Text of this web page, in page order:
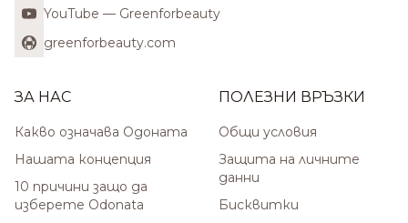
YouTube — Greenforbeauty
greenforbeauty.com
ЗА НАС
Какво означава Одоната
Нашата концепция
10 причини защо да
изберете Odonata
ПОЛЕЗНИ ВРЪЗКИ
Общи условия
Защита на личните
данни
Бисквитки